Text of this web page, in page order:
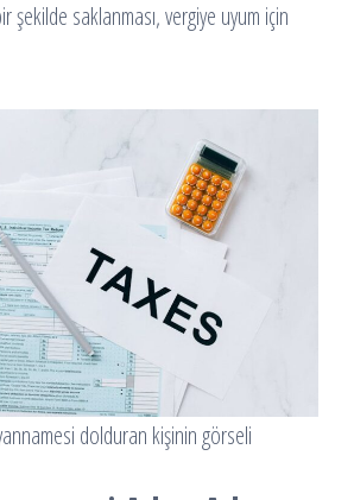
şekilde saklanması, vergiye uyum için
dolduran kişinin görseli